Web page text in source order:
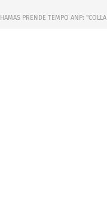
HAMAS PRENDE TEMPO ANP: